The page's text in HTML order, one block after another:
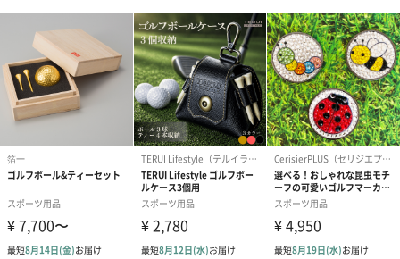
美しく個性的であること、環境に優しい商品であること、機能的
で高品質であること。このアプローチに、ヨガデザインラボブラ
ンドの価値観と意識が込められています。
マットから小道具やアクセサリーまで、私たちが作成するすべて
の製品においてバランスをとることが考えられています。
商品詳細情報
素材
100% リサイクルマイクロファイバー、プリント：水